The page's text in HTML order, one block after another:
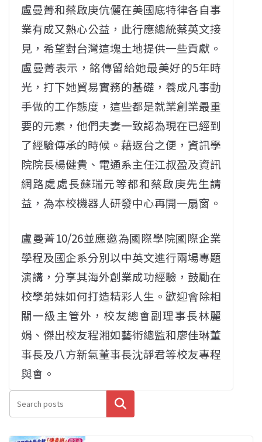
盧曼菁和蔡啟庚伉儷在美國底特律各自事
業有成又熱心公益，此行應總統蔡英文接
見，希望對台灣這塊土地提供一些貢獻。
盧曼菁表示，銘傳留給她最美好的5年時
光，打下她貿易實務的基礎，養成凡事動
手做的工作態度，這些都是就業創業最重
要的元素，他們夫妻一致認為現在已經到
了經驗傳承的時候。藉返台之便，資訊學
院院長楊健貴、電通系主任江叔盈及資訊
網路處處長蘇瑞元等都和蔡啟庚先生請
益，為本校機器人研發中心再開一扇窗。
盧曼菁10/26並應邀為國際學院國際企業
學程及國企系分別以中英文進行兩場專題
演講，分享其海外創業成功經驗，鼓勵在
校學弟妹如何打造精彩人生。歡迎會除相
關一級主管外，校友總會副理事長林麗
娟、傑出校友程湘如藝術總監和廖佳琳董
事長及八方新氣董事長沈靜君等校友專程
與會。
搜尋